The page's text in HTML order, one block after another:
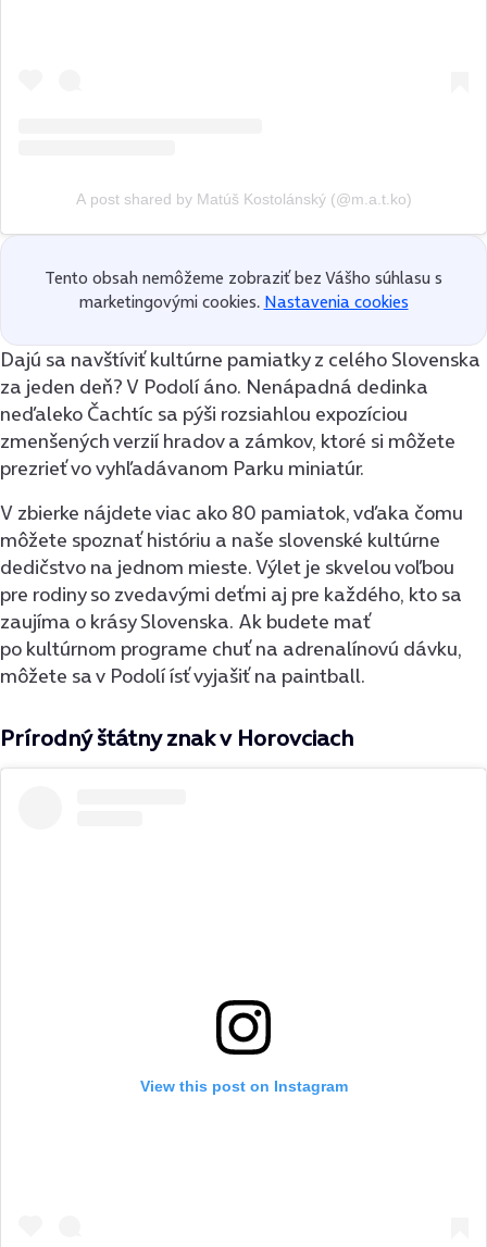
A post shared by Matúš Kostolánský (@m.a.t.ko)
Tento obsah nemôžeme zobraziť bez Vášho súhlasu s
marketingovými cookies. Nastavenia cookies
Dajú sa navštíviť kultúrne pamiatky z celého Slovenska
za jeden deň? V Podolí áno. Nenápadná dedinka
neďaleko Čachtíc sa pýši rozsiahlou expozíciou
zmenšených verzií hradov a zámkov, ktoré si môžete
prezrieť vo vyhľadávanom Parku miniatúr.
V zbierke nájdete viac ako 80 pamiatok, vďaka čomu
môžete spoznať históriu a naše slovenské kultúrne
dedičstvo na jednom mieste. Výlet je skvelou voľbou
pre rodiny so zvedavými deťmi aj pre každého, kto sa
zaujíma o krásy Slovenska. Ak budete mať
po kultúrnom programe chuť na adrenalínovú dávku,
môžete sa v Podolí ísť vyjašiť na paintball.
Prírodný štátny znak v Horovciach
View this post on Instagram